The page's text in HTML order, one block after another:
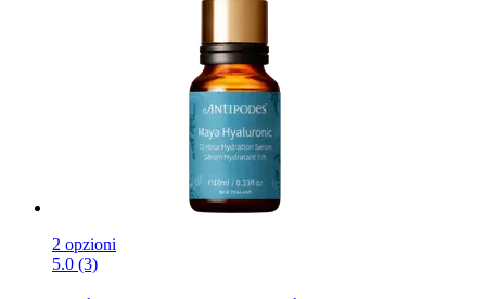
2 opzioni
5.0 (3)